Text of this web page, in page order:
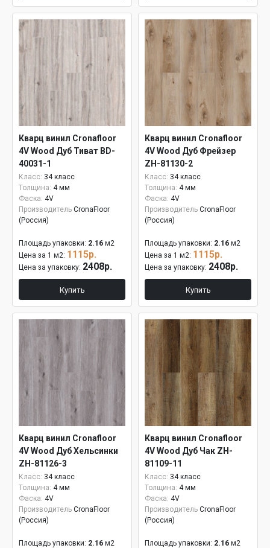
Кварц винил Cronafloor
4V Wood Дуб Тиват BD-
40031-1
Класс: 34 класс
Толщина: 4 мм
Фаска: 4V
Производитель CronaFloor
(Россия)
Площадь упаковки: 2.16 м2
Цена за 1 м2: 1115р.
Цена за упаковку: 2408р.
Купить
Кварц винил Cronafloor
4V Wood Дуб Фрейзер
ZH-81130-2
Класс: 34 класс
Толщина: 4 мм
Фаска: 4V
Производитель CronaFloor
(Россия)
Площадь упаковки: 2.16 м2
Цена за 1 м2: 1115р.
Цена за упаковку: 2408р.
Купить
Кварц винил Cronafloor
4V Wood Дуб Хельсинки
ZH-81126-3
Класс: 34 класс
Толщина: 4 мм
Фаска: 4V
Производитель CronaFloor
(Россия)
Площадь упаковки: 2.16 м2
Кварц винил Cronafloor
4V Wood Дуб Чак ZH-
81109-11
Класс: 34 класс
Толщина: 4 мм
Фаска: 4V
Производитель CronaFloor
(Россия)
Площадь упаковки: 2.16 м2